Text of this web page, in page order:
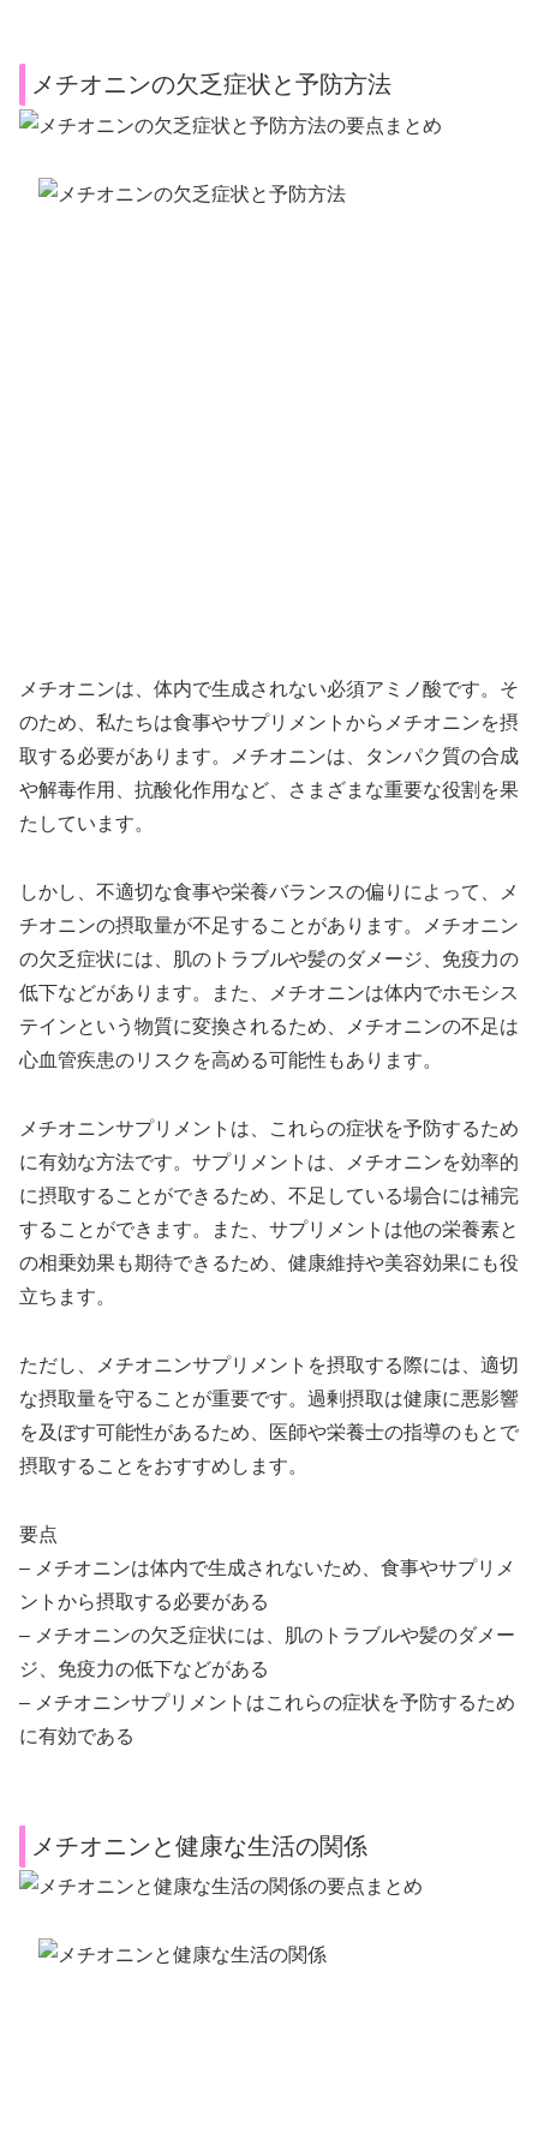
メチオニンの欠乏症状と予防方法
メチオニンは、体内で生成されない必須アミノ酸です。そ
のため、私たちは食事やサプリメントからメチオニンを摂
取する必要があります。メチオニンは、タンパク質の合成
や解毒作用、抗酸化作用など、さまざまな重要な役割を果
たしています。
しかし、不適切な食事や栄養バランスの偏りによって、メ
チオニンの摂取量が不足することがあります。メチオニン
の欠乏症状には、肌のトラブルや髪のダメージ、免疫力の
低下などがあります。また、メチオニンは体内でホモシス
テインという物質に変換されるため、メチオニンの不足は
心血管疾患のリスクを高める可能性もあります。
メチオニンサプリメントは、これらの症状を予防するため
に有効な方法です。サプリメントは、メチオニンを効率的
に摂取することができるため、不足している場合には補完
することができます。また、サプリメントは他の栄養素と
の相乗効果も期待できるため、健康維持や美容効果にも役
立ちます。
ただし、メチオニンサプリメントを摂取する際には、適切
な摂取量を守ることが重要です。過剰摂取は健康に悪影響
を及ぼす可能性があるため、医師や栄養士の指導のもとで
摂取することをおすすめします。
要点
– メチオニンは体内で生成されないため、食事やサプリメ
ントから摂取する必要がある
– メチオニンの欠乏症状には、肌のトラブルや髪のダメー
ジ、免疫力の低下などがある
– メチオニンサプリメントはこれらの症状を予防するため
に有効である
メチオニンと健康な生活の関係